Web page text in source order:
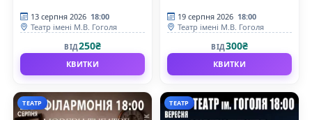
13 серпня 2026 18:00
Театр імені М.В. Гоголя
ВІД250₴
КВИТКИ
19 серпня 2026 18:00
Театр імені М.В. Гоголя
ВІД300₴
КВИТКИ
ТЕАТР ТЕАТР